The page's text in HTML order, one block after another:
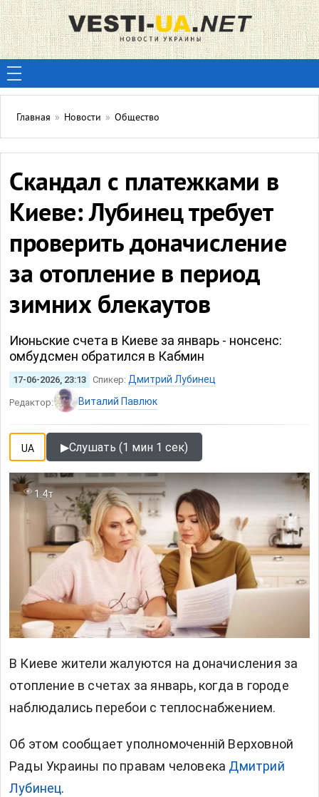
Главная » Новости » Общество
Скандал с платежками в
Киеве: Лубинец требует
проверить доначисление
за отопление в период
зимних блекаутов
Июньские счета в Киеве за январь - нонсенс:
омбудсмен обратился в Кабмин
17-06-2026, 23:13 Спикер: Дмитрий Лубинец
Редактор: Виталий Павлюк
UA ▶Слушать (1 мин 1 сек)
1.4т
В Киеве жители жалуются на доначисления за
отопление в счетах за январь, когда в городе
наблюдались перебои с теплоснабжением.
Об этом сообщает уполномоченній Верховной
Рады Украины по правам человека Дмитрий
Лубинец.